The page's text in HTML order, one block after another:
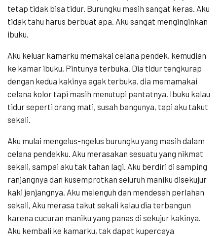
tetap tidak bisa tidur. Burungku masih sangat keras. Aku
tidak tahu harus berbuat apa. Aku sangat menginginkan
ibuku.
Aku keluar kamarku memakai celana pendek, kemudian
ke kamar ibuku. Pintunya terbuka. Dia tidur tengkurap
dengan kedua kakinya agak terbuka. dia memamakai
celana kolor tapi masih menutupi pantatnya. Ibuku kalau
tidur seperti orang mati, susah bangunya, tapi aku takut
sekali.
Aku mulai mengelus-ngelus burungku yang masih dalam
celana pendekku. Aku merasakan sesuatu yang nikmat
sekali, sampai aku tak tahan lagi. Aku berdiri di samping
ranjangnya dan kusemprotkan seluruh maniku disekujur
kaki jenjangnya. Aku melenguh dan mendesah perlahan
sekali, Aku merasa takut sekali kalau dia terbangun
karena cucuran maniku yang panas di sekujur kakinya.
Aku kembali ke kamarku, tak dapat kupercaya